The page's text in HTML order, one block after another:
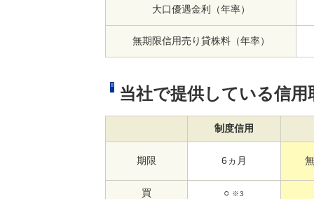
大口優遇金利（年率）
無期限信用売り貸株料（年率）
当社で提供している信用
制度信用
期限 6ヵ月
買 ○ ※3